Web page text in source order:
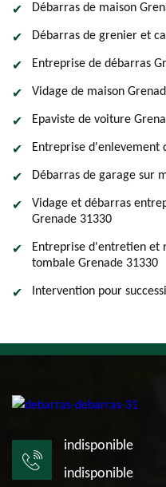
Débarras de maison
Débarras de grenier et
Entreprise de débarras
Vidage de maison
Epaviste de voiture
Entreprise d'enlevement
Débarras de garage sur
Vidage et débarras
Grenade 31330
Entreprise d'entretien et
tombale Grenade 31330
Intervention pour
indisponible
indisponible